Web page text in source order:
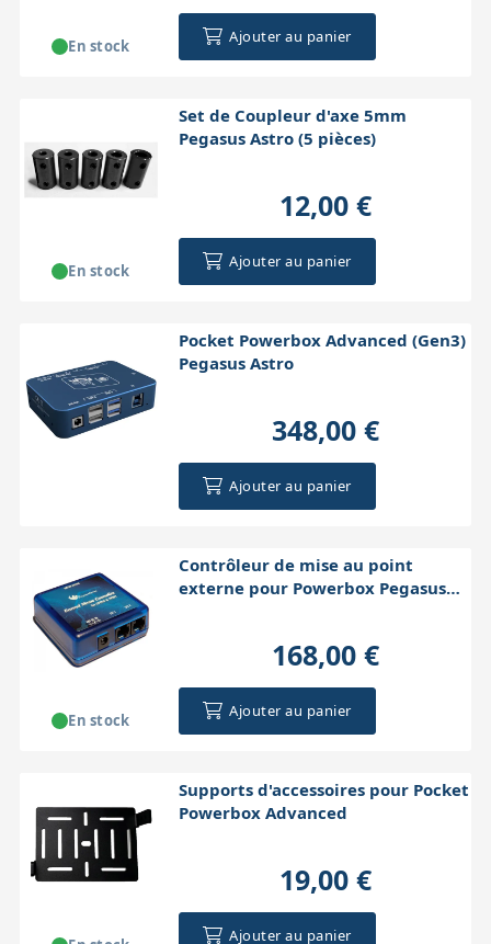
Ajouter au panier
En stock
Set de Coupleur d'axe 5mm
Pegasus Astro (5 pièces)
12,00 €
Ajouter au panier
En stock
Pocket Powerbox Advanced (Gen3)
Pegasus Astro
348,00 €
Ajouter au panier
Contrôleur de mise au point
externe pour Powerbox Pegasus
168,00 €
Ajouter au panier
En stock
Supports d'accessoires pour Pocket
Powerbox Advanced
19,00 €
Ajouter au panier